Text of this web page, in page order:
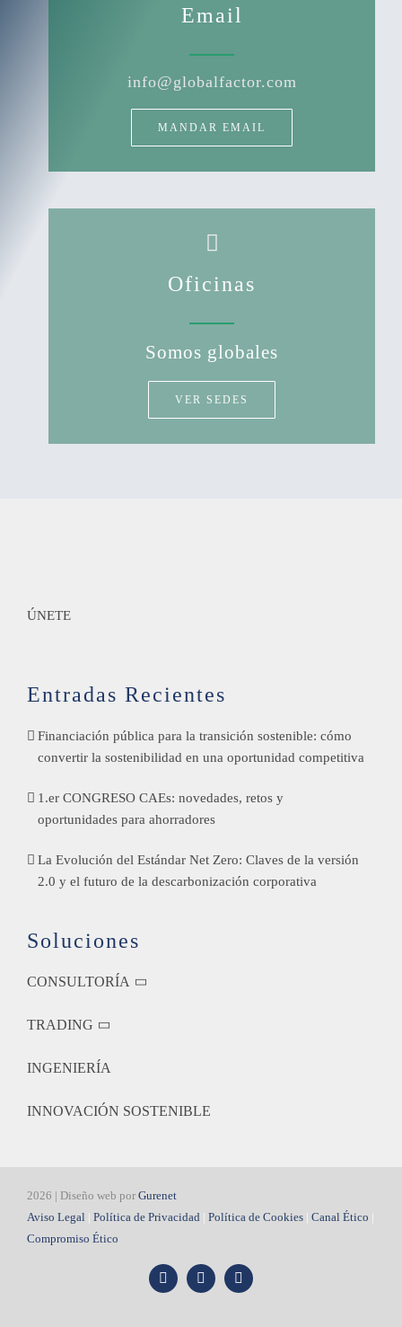
Email
info@globalfactor.com
MANDAR EMAIL
Oficinas
Somos globales
VER SEDES
ÚNETE
Entradas Recientes
Financiación pública para la transición sostenible: cómo
convertir la sostenibilidad en una oportunidad competitiva
1.er CONGRESO CAEs: novedades, retos y
oportunidades para ahorradores
La Evolución del Estándar Net Zero: Claves de la versión
2.0 y el futuro de la descarbonización corporativa
Soluciones
CONSULTORÍA
TRADING
INGENIERÍA
INNOVACIÓN SOSTENIBLE
2026 | Diseño web por Gurenet
Aviso Legal
Política de Privacidad Política de Cookies| Canal Ético
Compromiso Ético